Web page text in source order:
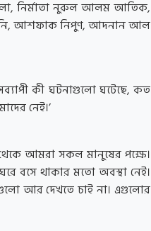
নির্মাতা নুরুল আলম আতিক,
আশফাক নিপুণ, আদনান আল
কী ঘটনাগুলো ঘটেছে, কত
নেই।’
আমরা সকল মানুষের পক্ষে।
বসে থাকার মতো অবস্থা নেই।
আর দেখতে চাই না। এগুলোর